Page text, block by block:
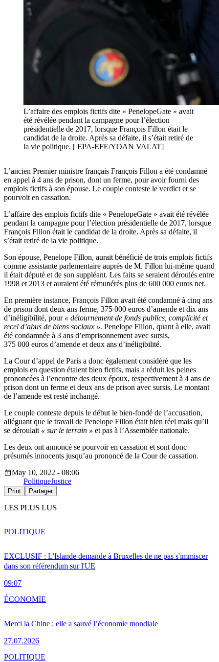
L’affaire des emplois fictifs dite « PenelopeGate » avait
été révélée pendant la campagne pour l’élection
présidentielle de 2017, lorsque François Fillon était le
candidat de la droite. Après sa défaite, il s’était retiré de
la vie politique. [ EPA-EFE/YOAN VALAT]
L’ancien Premier ministre français François Fillon a été condamné
en appel à 4 ans de prison, dont un ferme, pour avoir fourni des
emplois fictifs à son épouse. Le couple conteste le verdict et se
pourvoit en cassation.
L’affaire des emplois fictifs dite « PenelopeGate » avait été révélée
pendant la campagne pour l’élection présidentielle de 2017, lorsque
François Fillon était le candidat de la droite. Après sa défaite, il
s’était retiré de la vie politique.
Son épouse, Penelope Fillon, aurait bénéficié de trois emplois fictifs
comme assistante parlementaire auprès de M. Fillon lui-même quand
il était député et de son suppléant. Les faits se seraient déroulés entre
1998 et 2013 et auraient été rémunérés plus de 600 000 euros net.
En première instance, François Fillon avait été condamné à cinq ans
de prison dont deux ans ferme, 375 000 euros d’amende et dix ans
d’inéligibilité, pour « détournement de fonds publics, complicité et
recel d’abus de biens sociaux ». Penelope Fillon, quant à elle, avait
été condamnée à 3 ans d’emprisonnement avec sursis,
375 000 euros d’amende et deux ans d’inéligibilité.
La Cour d’appel de Paris a donc également considéré que les
emplois en question étaient bien fictifs, mais a réduit les peines
prononcées à l’encontre des deux époux, respectivement à 4 ans de
prison dont un ferme et deux ans de prison avec sursis. Le montant
de l’amende est resté inchangé.
Le couple conteste depuis le début le bien-fondé de l’accusation,
alléguant que le travail de Penelope Fillon était bien réel mais qu’il
se déroulait « sur le terrain » et pas à l’Assemblée nationale.
Les deux ont annoncé se pourvoir en cassation et sont donc
présumés innocents jusqu’au prononcé de la Cour de cassation.
May 10, 2022 - 08:06
PolitiqueJustice
Print Partager
LES PLUS LUS
EXCLUSIF : L'Islande demande à Bruxelles de ne pas s'immiscer
dans son référendum sur l'UE
09:07
POLITIQUE
Merci la Chine : elle a sauvé l’économie mondiale
27.07.2026
ÉCONOMIE
POLITIQUE